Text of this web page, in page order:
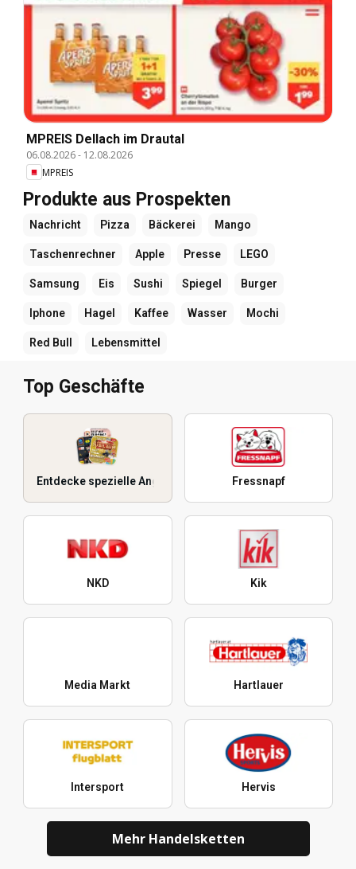
MPREIS Dellach im Drautal
06.08.2026- 12.08.2026
MPREIS
Produkte aus Prospekten
Nachricht Pizza Bäckerei Mango
Taschenrechner Apple Presse LEGO
Samsung Eis Sushi Spiegel Burger
Iphone Hagel Kaffee Wasser Mochi
Red Bull Lebensmittel
Top Geschäfte
Entdecke spezielle Angebote Fressnapf
NKD Kik
Media Markt Hartlauer
Intersport Hervis
Mehr Handelsketten